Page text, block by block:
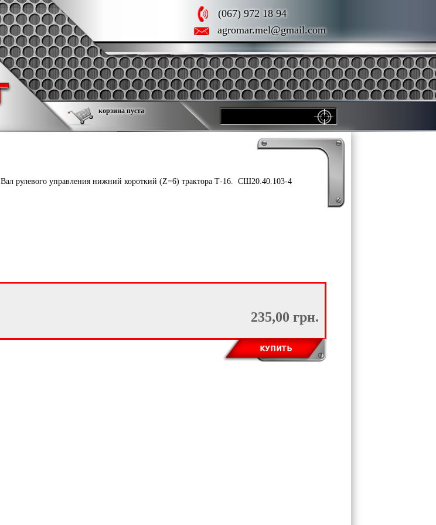
(067) 972 18 94
agromar.mel@gmail.com
корзина пуста
Вал рулевого управления нижний короткий (Z=6) трактора Т-16. СШ20.40.103-4
235,00 грн.